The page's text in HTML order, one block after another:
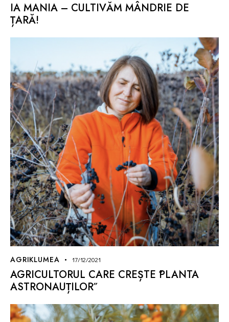
IA MANIA – CULTIVĂM MÂNDRIE DE
ȚARĂ!
AGRIKLUMEA 17/12/2021
AGRICULTORUL CARE CREȘTE ˝PLANTA
ASTRONAUȚILOR˝